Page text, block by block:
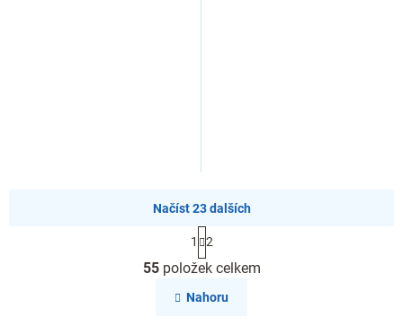
O
v
l
Načíst 23 dalších
S
t
r
á
n
1 2
55položek celkem
Nahoru